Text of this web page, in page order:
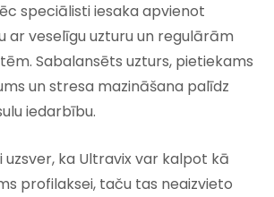
speciālisti iesaka apvienot
ar veselīgu uzturu un regulārām
Sabalansēts uzturs, pietiekams
un stresa mazināšana palīdz
iedarbību.
uzsver, ka Ultravix var kalpot kā
profilaksei, taču tas neaizvieto